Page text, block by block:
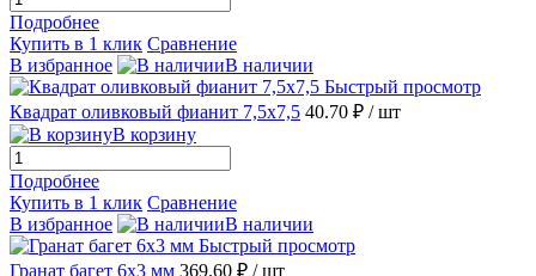
Подробнее
Купить в 1 клик Сравнение
В избранное
В наличии
Быстрый просмотр
Квадрат оливковый фианит 7,5х7,5 40.70 ₽ / шт
В корзину
Подробнее
Купить в 1 клик Сравнение
В избранное
В наличии
Быстрый просмотр
Гранат багет 6х3 мм 369.60 ₽ / шт